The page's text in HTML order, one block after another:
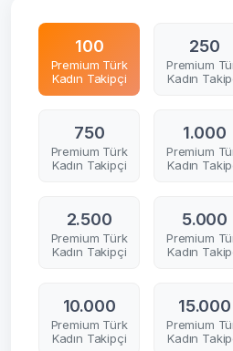
100
Premium Türk
Kadın Takipçi
250
Premium
Kadın
750
Premium Türk
Kadın Takipçi
1.000
Premium
Kadın
2.500
Premium Türk
Kadın Takipçi
5.000
Premium
Kadın
10.000
Premium Türk
Kadın Takipçi
15.000
Premium
Kadın